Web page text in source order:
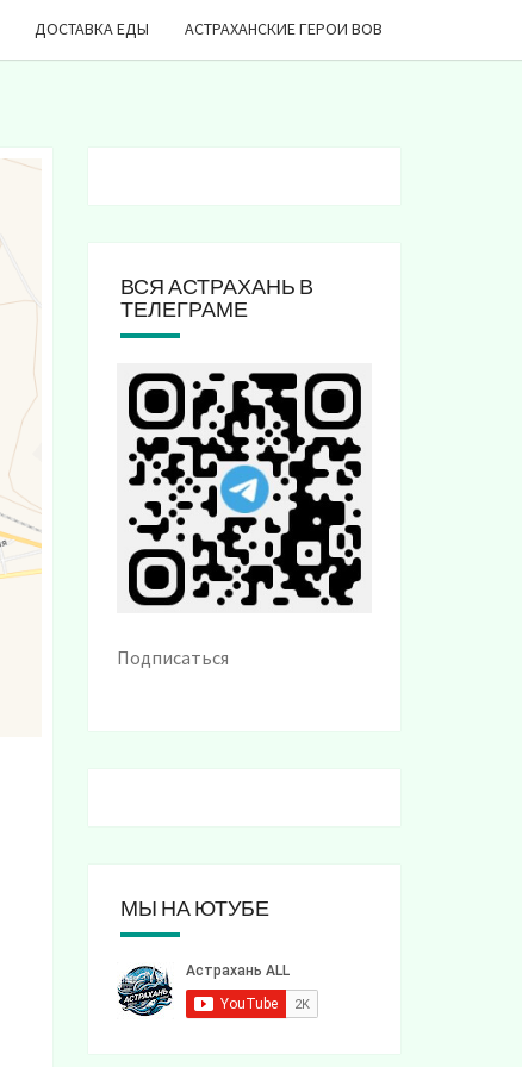
ДОСТАВКА ЕДЫ АСТРАХАНСКИЕ ГЕРОИ ВОВ
ВСЯ АСТРАХАНЬ В
ТЕЛЕГРАМЕ
Подписаться
МЫ НА ЮТУБЕ